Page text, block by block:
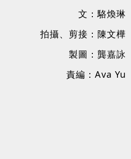
文：駱煥琳
拍攝、剪接：陳文樺
製圖：龔嘉詠
責編：Ava Yu